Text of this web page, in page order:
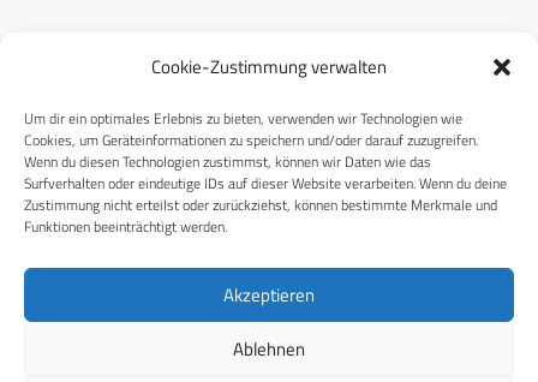
Cookie-Zustimmung verwalten
Um dir ein optimales Erlebnis zu bieten, verwenden wir Technologien wie
Cookies, um Geräteinformationen zu speichern und/oder darauf zuzugreifen.
Wenn du diesen Technologien zustimmst, können wir Daten wie das
Surfverhalten oder eindeutige IDs auf dieser Website verarbeiten. Wenn du deine
Zustimmung nicht erteilst oder zurückziehst, können bestimmte Merkmale und
Funktionen beeinträchtigt werden.
Akzeptieren
Ablehnen
RECHTLICHES
Datenschutzerklärung
Cookie-Richtlinie (EU)